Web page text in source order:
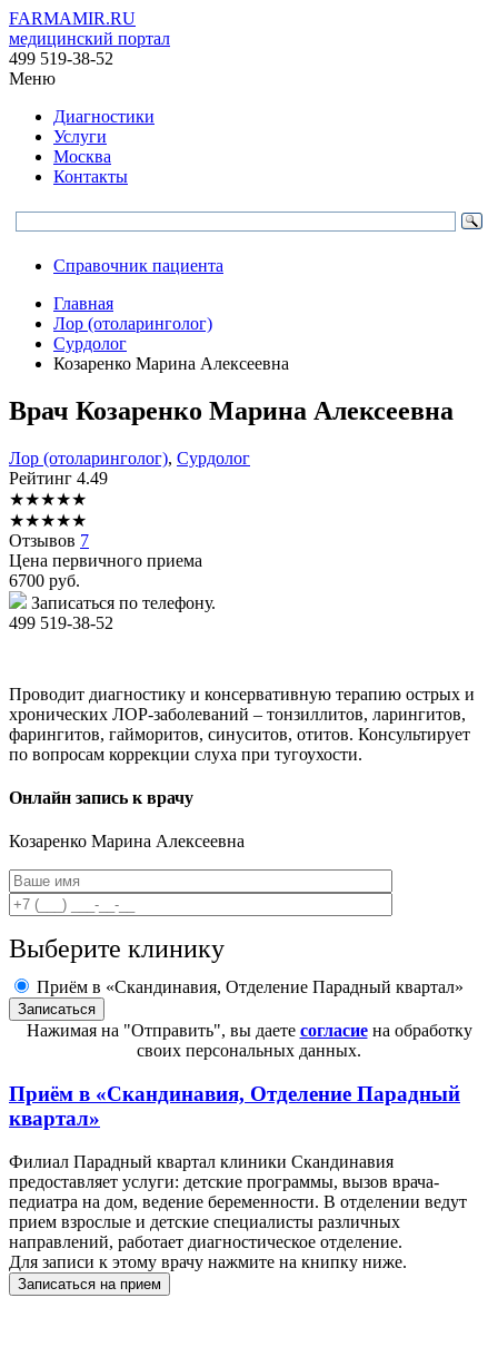
FARMAMIR.RU
медицинский портал
499 519-38-52
Меню
Диагностики
Услуги
Москва
Контакты
Справочник пациента
Главная
Лор (отоларинголог)
Сурдолог
Козаренко Марина Алексеевна
Врач Козаренко Марина Алексеевна
Лор (отоларинголог), Сурдолог
Рейтинг 4.49
★★★★★
★★★★★
Отзывов 7
Цена первичного приема
6700 руб.
Записаться по телефону.
499 519-38-52
Проводит диагностику и консервативную терапию острых и
хронических ЛОР-заболеваний – тонзиллитов, ларингитов,
фарингитов, гайморитов, синуситов, отитов. Консультирует
по вопросам коррекции слуха при тугоухости.
Онлайн запись к врачу
Козаренко Марина Алексеевна
Выберите клинику
Приём в «Скандинавия, Отделение Парадный квартал»
Нажимая на "Отправить", вы даете согласиена обработку
своих персональных данных.
Приём в «Скандинавия, Отделение Парадный
квартал»
Филиал Парадный квартал клиники Скандинавия
предоставляет услуги: детские программы, вызов врача-
педиатра на дом, ведение беременности. В отделении ведут
прием взрослые и детские специалисты различных
направлений, работает диагностическое отделение.
Для записи к этому врачу нажмите на книпку ниже.
Записаться на прием